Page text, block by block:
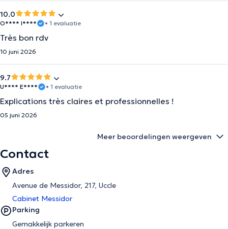
10.0
O**** I**** • 1 evaluatie
Très bon rdv
10 juni 2026
9.7
U**** E**** • 1 evaluatie
Explications très claires et professionnelles !
05 juni 2026
Meer beoordelingen weergeven
Contact
Adres
Avenue de Messidor, 217, Uccle
Cabinet Messidor
Parking
Gemakkelijk parkeren